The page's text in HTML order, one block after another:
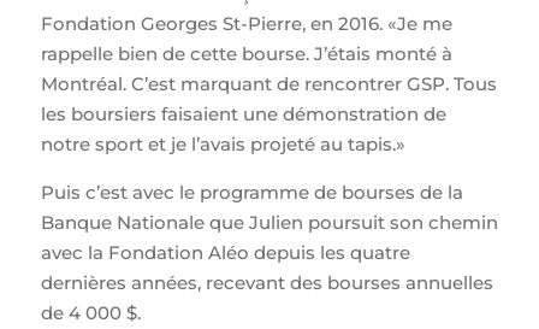
Fondation Georges St-Pierre, en 2016. «Je me
rappelle bien de cette bourse. J’étais monté à
Montréal. C’est marquant de rencontrer GSP. Tous
les boursiers faisaient une démonstration de
notre sport et je l’avais projeté au tapis.»
Puis c’est avec le programme de bourses de la
Banque Nationale que Julien poursuit son chemin
avec la Fondation Aléo depuis les quatre
dernières années, recevant des bourses annuelles
de 4 000 $.